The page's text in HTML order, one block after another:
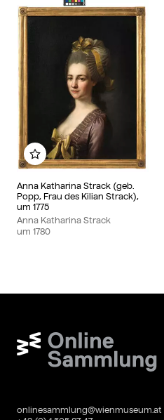
Anna Katharina Strack (geb.
Popp, Frau des Kilian Strack),
um 1775
Anna Katharina Strack
um 1780
Zu meinem Album
Wien Museum Online
onlinesammlung@wienmuseum.at